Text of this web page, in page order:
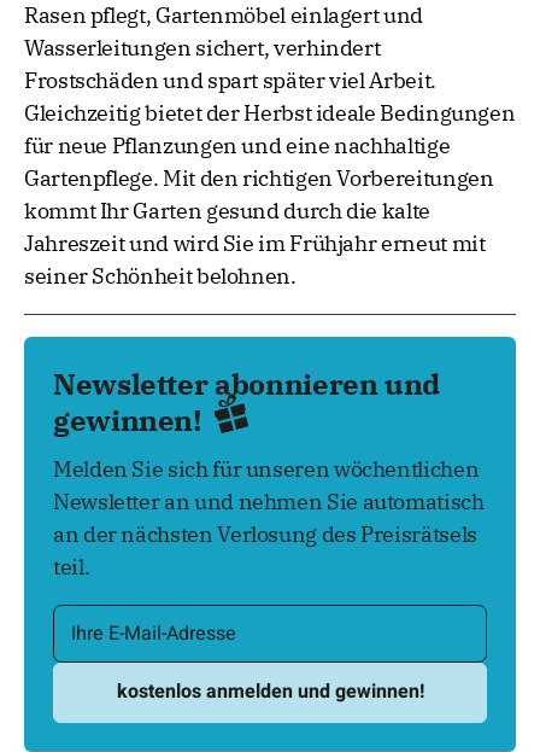
Rasen pflegt, Gartenmöbel einlagert und
Wasserleitungen sichert, verhindert
Frostschäden und spart später viel Arbeit.
Gleichzeitig bietet der Herbst ideale Bedingungen
für neue Pflanzungen und eine nachhaltige
Gartenpflege. Mit den richtigen Vorbereitungen
kommt Ihr Garten gesund durch die kalte
Jahreszeit und wird Sie im Frühjahr erneut mit
seiner Schönheit belohnen.
Newsletter abonnieren und
gewinnen!
Melden Sie sich für unseren wöchentlichen
Newsletter an und nehmen Sie automatisch
an der nächsten Verlosung des Preisrätsels
teil.